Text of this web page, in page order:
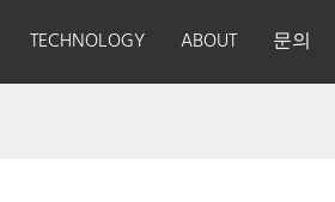
TECHNOLOGY ABOUT 문의